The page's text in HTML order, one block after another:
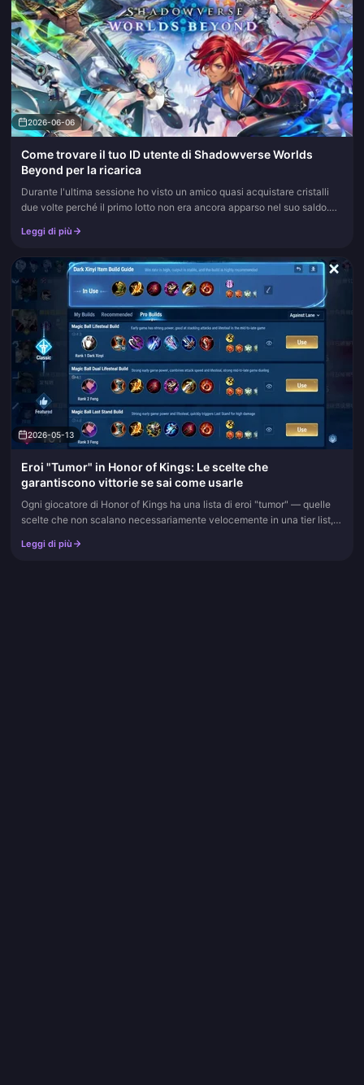
2026-06-06
Come trovare il tuo ID utente di Shadowverse Worlds
Beyond per la ricarica
Durante l'ultima sessione ho visto un amico quasi acquistare cristalli
due volte perché il primo lotto non era ancora apparso nel suo saldo.
Leggi di più
2026-05-13
Eroi "Tumor" in Honor of Kings: Le scelte che
garantiscono vittorie se sai come usarle
Ogni giocatore di Honor of Kings ha una lista di eroi "tumor" — quelle
scelte che non scalano necessariamente velocemente in una tier list,
Leggi di più